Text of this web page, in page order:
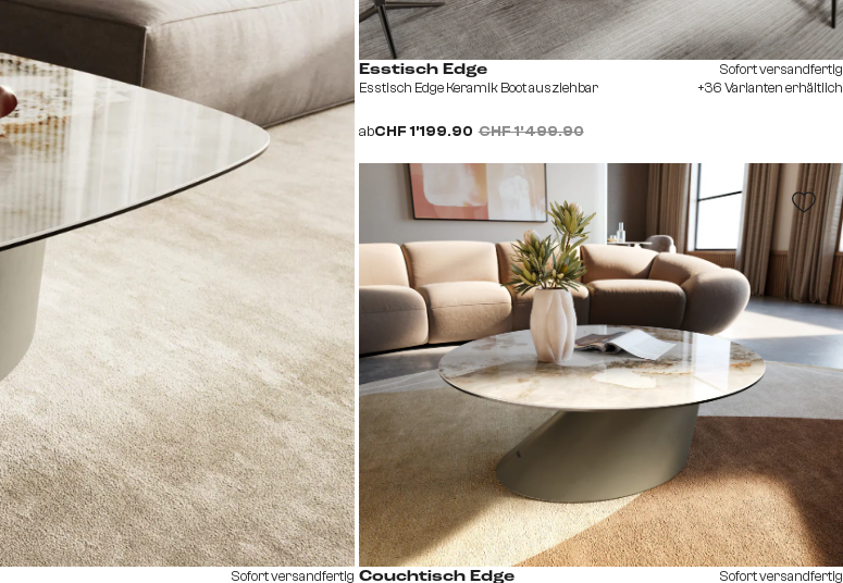
Sofort versandfertig
Esstisch Edge
Esstisch Edge Keramik Boot ausziehbar
abCHF 1’199.90 CHF 1’499.90
Sofort versandfertig
+36 Varianten erhältlich
Couchtisch Edge
Sofort versandfertig